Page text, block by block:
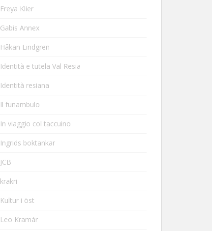
Freya Klier
Gabis Annex
Håkan Lindgren
Identità e tutela Val Resia
Identità resiana
Il funambulo
In viaggio col taccuino
Ingrids boktankar
JCB
krakri
Kultur i öst
Leo Kramár